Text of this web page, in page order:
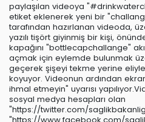
paylaşılan videoya
etiket eklenerek yeni bir
tarafından hazırlanan videoda,
yazılı tişört giyinmiş bir kişi,
kapağını "bottlecapchallange"
açmak için eylemde bulunmak
geçerek şişeyi tekme yerine
koyuyor. Videonun ardından
ihmal etmeyin" uyarısı
sosyal medya hesapları olan
"https://twitter.com/